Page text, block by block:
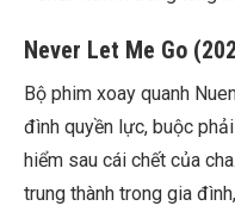
Never Let Me Go
Bộ phim xoay quanh
đình quyền lực, buộc
hiểm sau cái chết của
trung thành trong gia